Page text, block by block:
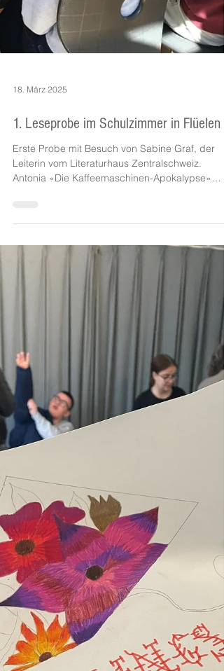
18. März 2025
1. Leseprobe im Schulzimmer in Flüelen
Erste Probe mit Besuch von Sabine Graf, der
Leiterin vom Literaturhaus Zentralschweiz.
Antonia «Die Kaffeemaschinen-Apokalypse»